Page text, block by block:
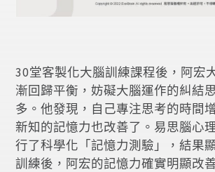
30堂客製化大腦訓練課程後，阿宏
漸回歸平衡，妨礙大腦運作的糾結
多。他發現，自己專注思考的時間
新知的記憶力也改善了。易思腦心
行了科學化「記憶力測驗」，結果
訓練後，阿宏的記憶力確實明顯改善